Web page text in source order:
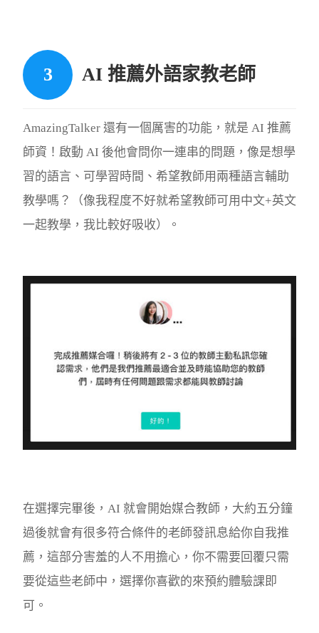
AI 推薦外語家教老師
AmazingTalker 還有一個厲害的功能，就是 AI 推薦
師資！啟動 AI 後他會問你一連串的問題，像是想學
習的語言、可學習時間、希望教師用兩種語言輔助
教學嗎？（像我程度不好就希望教師可用中文+英文
一起教學，我比較好吸收）。
在選擇完畢後，AI 就會開始媒合教師，大約五分鐘
過後就會有很多符合條件的老師發訊息給你自我推
薦，這部分害羞的人不用擔心，你不需要回覆只需
要從這些老師中，選擇你喜歡的來預約體驗課即
可。